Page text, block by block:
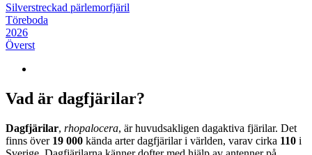
Silverstreckad pärlemorfjäril
Töreboda
2026
Överst
Vad är dagfjärilar?
Dagfjärilar, rhopalocera, är huvudsakligen dagaktiva fjärilar. Det
finns över 19 000 kända arter dagfjärilar i världen, varav cirka 110 i